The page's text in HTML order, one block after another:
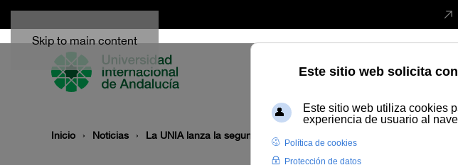
Skip to main content
Inicio Noticias La UNIA lanza la segunda edición del Curso de Experto en